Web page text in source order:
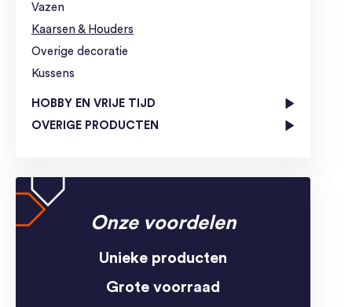
Vazen
Kaarsen & Houders
Overige decoratie
Kussens
HOBBY EN VRIJE TIJD
OVERIGE PRODUCTEN
Onze voordelen
Unieke producten
Grote voorraad